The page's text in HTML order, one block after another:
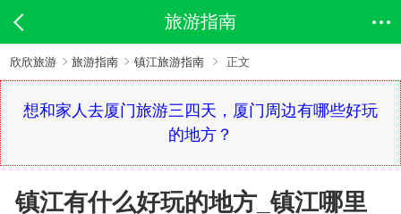
旅游指南
欣欣旅游 旅游指南 镇江旅游指南 正文
想和家人去厦门旅游三四天，厦门周边有哪些好玩
的地方？
镇江有什么好玩的地方_镇江哪里